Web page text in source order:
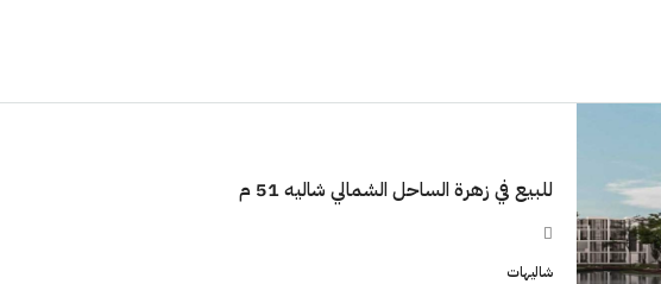
للبيع في زهرة الساحل الشمالي شاليه 51 م
شاليهات